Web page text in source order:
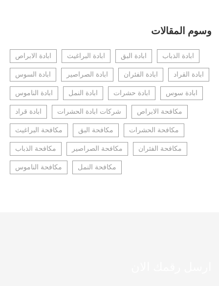
وسوم المقالات
ابادة الابراص ابادة البراغيث ابادة البق ابادة الذباب
ابادة السوس ابادة الصراصير ابادة الفئران ابادة القراد
ابادة الناموس ابادة النمل ابادة حشرات ابادة سوس
ابادة قراد شركات ابادة الحشرات مكافحة الابراص
مكافحة البراغيث مكافحة البق مكافحة الحشرات
مكافحة الذباب مكافحة الصراصير مكافحة الفئران
مكافحة الناموس مكافحة النمل